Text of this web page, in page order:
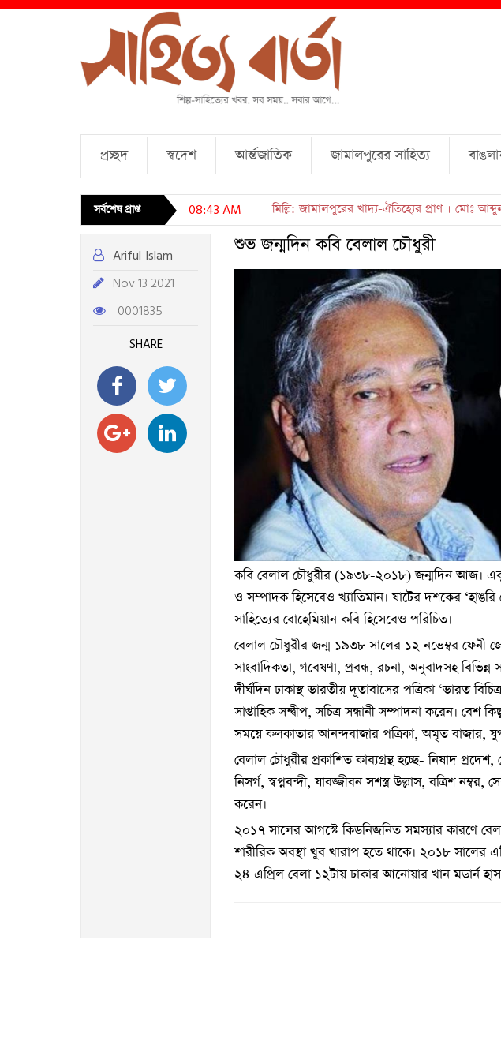
প্রচ্ছদ স্বদেশ আর্ন্তজাতিক জামালপুরের সাহিত্য
সর্বশেষ প্রাপ্ত 08:43 AM চারটি কবিতা । আব্দুল্লাহ্ জামিল
Ariful Islam
Nov 13 2021
0001835
SHARE
শুভ জন্মদিন কবি বেলাল চৌধুরী
কবি বেলাল চৌধুরীর (১৯৩৮-২০১৮) জন্মদিন আজ।
ও সম্পাদক হিসেবেও খ্যাতিমান। ষাটের দশকের
সাহিত্যের বোহেমিয়ান কবি হিসেবেও পরিচিত।
বেলাল চৌধুরীর জন্ম ১৯৩৮ সালের ১২ নভেম্বর ফেনী
সাংবাদিকতা, গবেষণা, প্রবন্ধ, রচনা, অনুবাদসহ বিভিন্ন
দীর্ঘদিন ঢাকাস্থ ভারতীয় দূতাবাসের পত্রিকা ‘ভারত
সাপ্তাহিক সন্দ্বীপ, সচিত্র সন্ধানী সম্পাদনা করেন।
সময়ে কলকাতার আনন্দবাজার পত্রিকা, অমৃত বাজার,
বেলাল চৌধুরীর প্রকাশিত কাব্যগ্রন্থ হচ্ছে- নিষাদ
নিসর্গ, স্বপ্নবন্দী, যাবজ্জীবন সশস্ত্র উল্লাস, বত্রিশ
করেন।
২০১৭ সালের আগস্টে কিডনিজনিত সমস্যার কারণে
শারীরিক অবস্থা খুব খারাপ হতে থাকে। ২০১৮ সালের
২৪ এপ্রিল বেলা ১২টায় ঢাকার আনোয়ার খান মডার্ন